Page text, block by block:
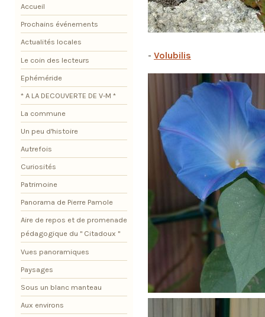
- Volubilis
Accueil
Prochains événements
Actualités locales
Le coin des lecteurs
Ephéméride
* A LA DECOUVERTE DE V-M *
La commune
Un peu d'histoire
Autrefois
Curiosités
Patrimoine
Panorama de Pierre Pamole
Aire de repos et de promenade
pédagogique du " Citadoux "
Vues panoramiques
Paysages
Sous un blanc manteau
Aux environs